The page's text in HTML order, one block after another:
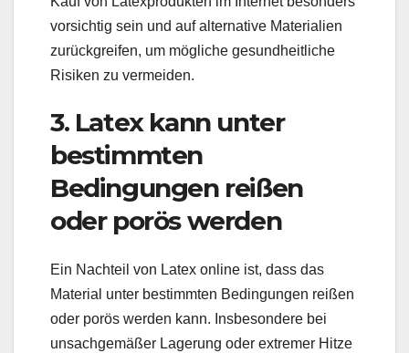
vorsichtig sein und auf alternative Materialien
zurückgreifen, um mögliche gesundheitliche
Risiken zu vermeiden.
3. Latex kann unter
bestimmten
Bedingungen reißen
oder porös werden
Ein Nachteil von Latex online ist, dass das
Material unter bestimmten Bedingungen reißen
oder porös werden kann. Insbesondere bei
unsachgemäßer Lagerung oder extremer Hitze